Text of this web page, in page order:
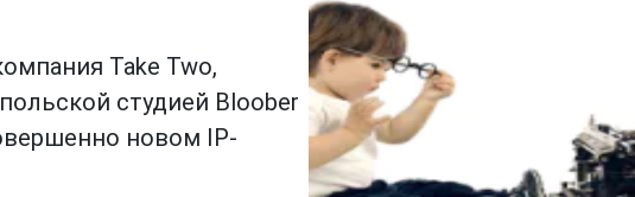
Take Two,
студией Bloober
новом IP-